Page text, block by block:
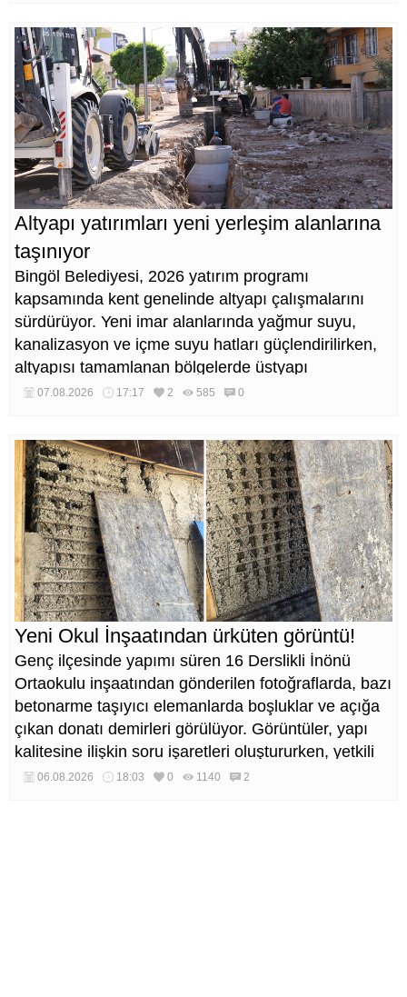
Altyapı yatırımları yeni yerleşim alanlarına
taşınıyor
Bingöl Belediyesi, 2026 yatırım programı
kapsamında kent genelinde altyapı çalışmalarını
sürdürüyor. Yeni imar alanlarında yağmur suyu,
kanalizasyon ve içme suyu hatları güçlendirilirken,
altyapısı tamamlanan bölgelerde üstyapı
düzenlemeleri de eş zamanlı yürütülüyor.
07.08.2026 17:17 2 585 0
Yeni Okul İnşaatından ürküten görüntü!
Genç ilçesinde yapımı süren 16 Derslikli İnönü
Ortaokulu inşaatından gönderilen fotoğraflarda, bazı
betonarme taşıyıcı elemanlarda boşluklar ve açığa
çıkan donatı demirleri görülüyor. Görüntüler, yapı
kalitesine ilişkin soru işaretleri oluştururken, yetkili
kurumların teknik inceleme yapması çağrısı yapıldı.
06.08.2026 18:03 0 1140 2